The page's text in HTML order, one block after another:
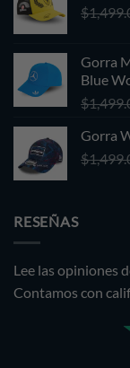
$
Gorra
Blue
$
Gorra
$
RESEÑAS
Lee las opiniones
Contamos con